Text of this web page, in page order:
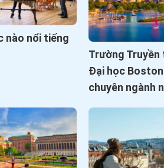
nào nổi tiếng
Trường Truyền
Đại học
chuyên ngành